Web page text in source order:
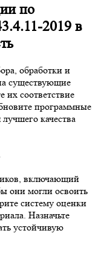
по
2019 в
обработки и
существующие
их соответствие
программные
качества
включающий
они могли освоить
систему оценки
Назначьте
устойчивую